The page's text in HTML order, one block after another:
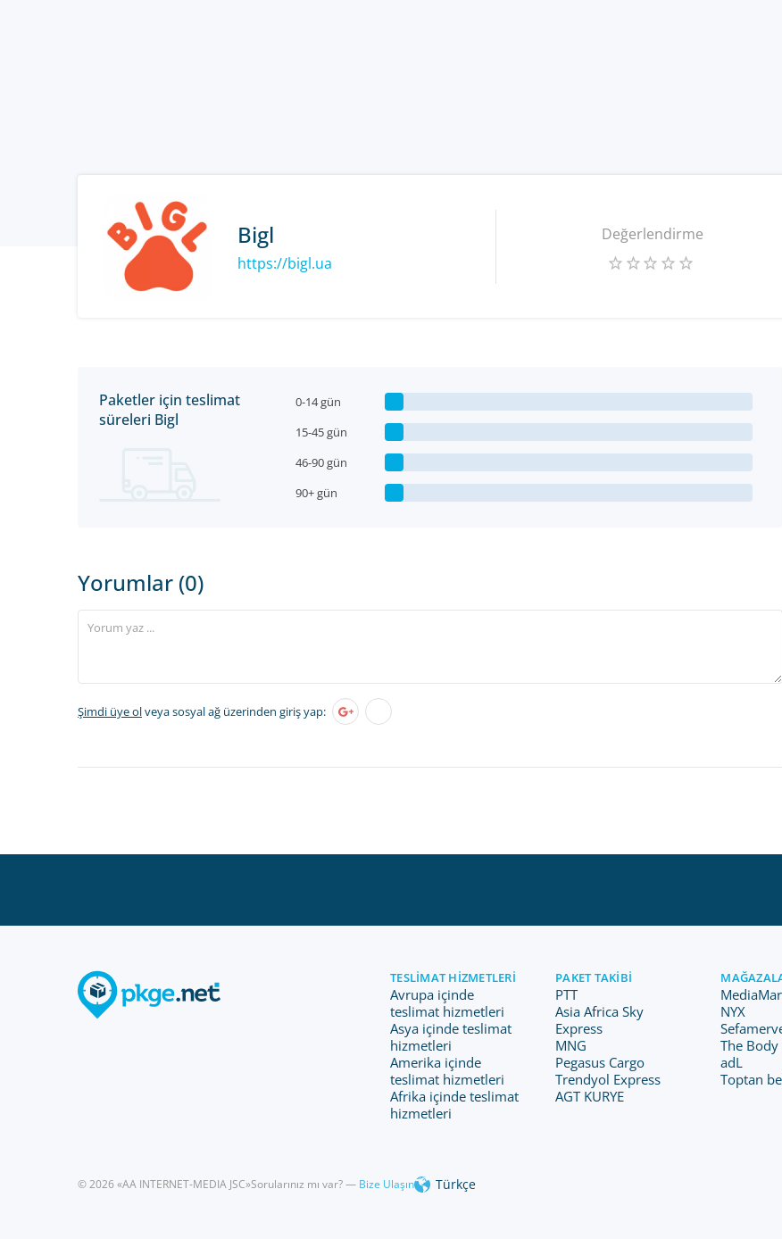
Bigl
https://bigl.ua
Değerlendirme
Paketler için teslimat
süreleri Bigl
0-14 gün
15-45 gün
46-90 gün
90+ gün
Yorumlar (0)
Şimdi üye olveya sosyal ağ üzerinden giriş yap:
TESLIMAT HIZMETLERI
Avrupa içinde
teslimat hizmetleri
Asya içinde teslimat
hizmetleri
Amerika içinde
teslimat hizmetleri
Afrika içinde teslimat
hizmetleri
PAKET TAKIBI
PTT
Asia Africa Sky
Express
MNG
Pegasus Cargo
Trendyol Express
AGT KURYE
NYX
The Body
adL
Toptan
© 2026 «AA INTERNET-MEDIA JSC»Sorularınız mı var? — Bize Ulaşın Türkçe